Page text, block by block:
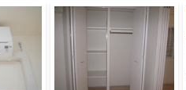
トイレ